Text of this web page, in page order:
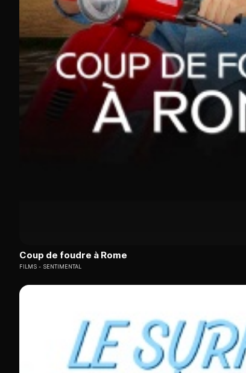
Coup de foudre à Rome
FILMS SENTIMENTAL